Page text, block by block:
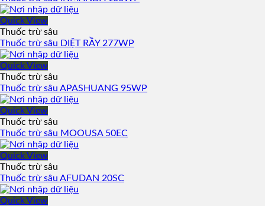
Quick View
Thuốc trừ sâu
Thuốc trừ sâu DIỆT RẦY 277WP
Quick View
Thuốc trừ sâu
Thuốc trừ sâu APASHUANG 95WP
Quick View
Thuốc trừ sâu
Thuốc trừ sâu MOOUSA 50EC
Quick View
Thuốc trừ sâu
Thuốc trừ sâu AFUDAN 20SC
Quick View